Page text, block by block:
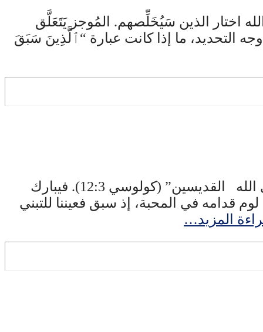
اختار الذين سَيُخَلِّصهم. المُوجز يَتَعَلَّق
سَبْق المعرفة فيما يَخُصُّ الاختيار، لا سِيَّما في رومية 8: 29، وعلى وجه التحديد، ما إذا كانت عبارة “ٱلَّذِينَ سَبَقَ
ما أروعه لقب يملأ صفحات الوحي المقدس، أطلقه الرب على المؤمنين باسمه أنهم: “مختاري الله القديسين” (كولوسي 12:3). فيبارك
قدامه في المحبة، إذ سبق فعيننا للتبني
المزيد…